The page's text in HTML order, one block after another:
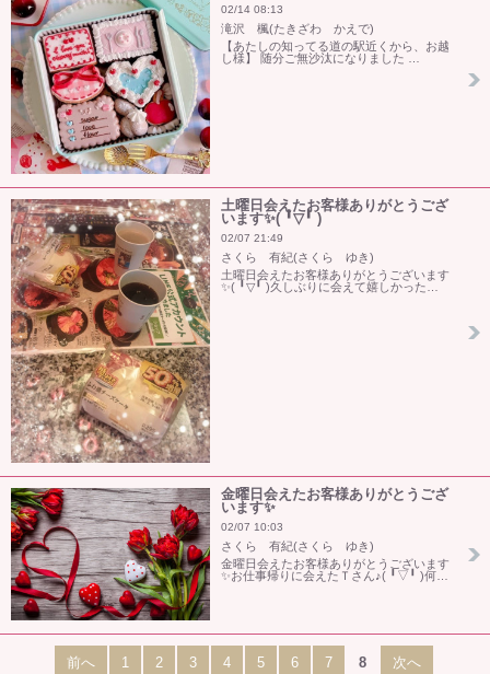
02/14 08:13
滝沢 楓(たきざわ かえで)
【あたしの知ってる道の駅近くから、お越
し様】 随分ご無沙汰になりました …
土曜日会えたお客様ありがとうござ
います✨(⁠ ⁠╹⁠▽⁠╹⁠ ⁠)
02/07 21:49
さくら 有紀(さくら ゆき)
土曜日会えたお客様ありがとうございます
✨(⁠ ⁠╹⁠▽⁠╹⁠ ⁠)久しぶりに会えて嬉しかった…
金曜日会えたお客様ありがとうござ
います✨
02/07 10:03
さくら 有紀(さくら ゆき)
金曜日会えたお客様ありがとうございます
✨お仕事帰りに会えたＴさん♪(⁠ ⁠╹⁠▽⁠╹⁠ ⁠)何…
前へ 1 2 3 4 5 6 7 8 次へ